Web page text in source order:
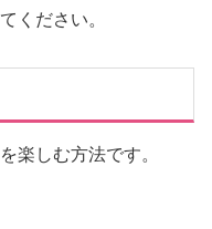
ください。
楽しむ方法です。